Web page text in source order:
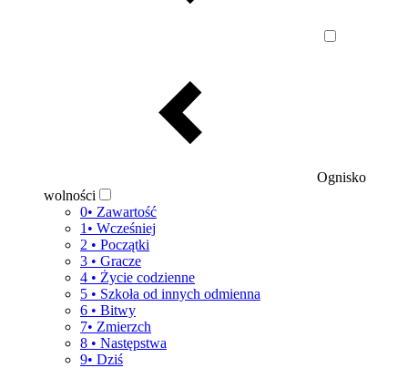
Ognisko
wolności
0• Zawartość
1• Wcześniej
2 • Początki
3 • Gracze
4 • Życie codzienne
5 • Szkoła od innych odmienna
6 • Bitwy
7• Zmierzch
8 • Następstwa
9• Dziś